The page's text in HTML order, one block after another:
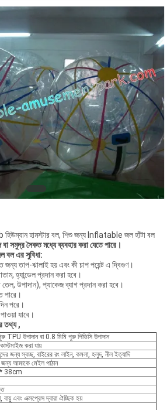
হামস্টার বল, শিশু জন্য Inflatable জল হাঁটা বল
সমুদ্র সৈকত মধ্যে ব্যবহার করা যেতে পারে।
বলএরসুবিধা:
জন্য তাপ-ঝালাই হয় এবং কী চাপ পয়েন্ট এ দ্বিগুণ।
হ্যান্ডেল প্রদান করা হবে।
উপাদান), প্যাকেজ ব্যাগ প্রদান করা হবে।
পারে।
পরে।
যাবে।
তথ্য ,
TPU উপাদান বা 0.8 মিমি পুরু পিভিসি উপাদান
করা যায়
জন্য স্বচ্ছ, বাইরের রং লাইন, কমলা, হলুদ, নীল ইত্যাদি
জন্য আমাকে মেইল ​​পাঠান
38cm
বায়ু এবং এক্সপ্রেস দ্বারা ঐচ্ছিক হয়